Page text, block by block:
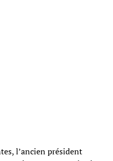
l’ancien président